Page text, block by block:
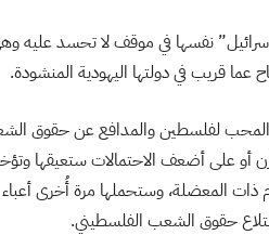
نفسها في موقف لا تحسد عليه وهي
عما قريب في دولتها اليهودية المنشودة.
لفلسطين والمدافع عن حقوق
أو على أضعف الاحتمالات ستعيقها
ذات المعضلة، وستحملها مرة أُخرى
حقوق الشعب الفلسطيني.